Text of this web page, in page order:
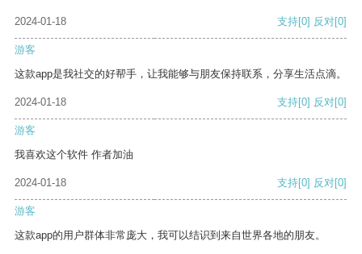
2024-01-18 支持[0] 反对[0]
游客
这款app是我社交的好帮手，让我能够与朋友保持联系，分享生活点滴。
2024-01-18 支持[0] 反对[0]
游客
我喜欢这个软件 作者加油
2024-01-18 支持[0] 反对[0]
游客
这款app的用户群体非常庞大，我可以结识到来自世界各地的朋友。